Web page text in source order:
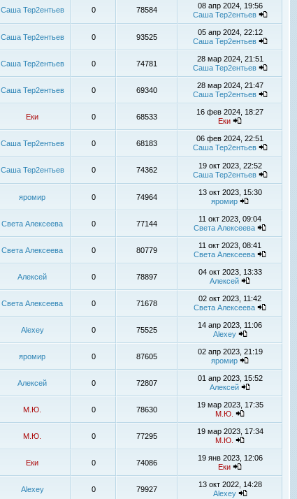
Саша Тер2ентьев 0 78584
08 апр 2024, 19:56
Саша Тер2ентьев
Саша Тер2ентьев 0 93525
05 апр 2024, 22:12
Саша Тер2ентьев
Саша Тер2ентьев 0 74781
28 мар 2024, 21:51
Саша Тер2ентьев
Саша Тер2ентьев 0 69340
28 мар 2024, 21:47
Саша Тер2ентьев
Еки 0 68533
16 фев 2024, 18:27
Еки
Саша Тер2ентьев 0 68183
06 фев 2024, 22:51
Саша Тер2ентьев
Саша Тер2ентьев 0 74362
19 окт 2023, 22:52
Саша Тер2ентьев
яромир 0 74964
13 окт 2023, 15:30
яромир
Света Алексеева 0 77144
11 окт 2023, 09:04
Света Алексеева
Света Алексеева 0 80779
11 окт 2023, 08:41
Света Алексеева
Алексей 0 78897
04 окт 2023, 13:33
Алексей
Света Алексеева 0 71678
02 окт 2023, 11:42
Света Алексеева
Alexey 0 75525
14 апр 2023, 11:06
Alexey
яромир 0 87605
02 апр 2023, 21:19
яромир
Алексей 0 72807
01 апр 2023, 15:52
Алексей
М.Ю. 0 78630
19 мар 2023, 17:35
М.Ю.
М.Ю. 0 77295
19 мар 2023, 17:34
М.Ю.
Еки 0 74086
19 янв 2023, 12:06
Еки
Alexey 0 79927
13 окт 2022, 14:28
Alexey